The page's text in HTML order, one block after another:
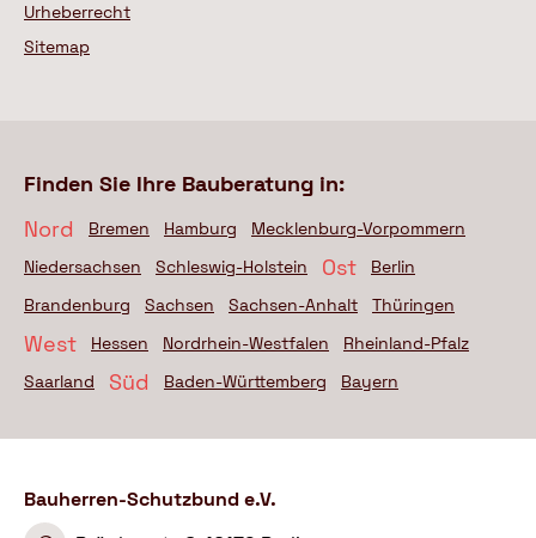
Urheberrecht
Sitemap
Finden Sie Ihre Bauberatung in:
Nord
Bremen Hamburg
Mecklenburg-Vorpommern
Niedersachsen
Schleswig-Holstein Ost
Berlin
Brandenburg
Sachsen Sachsen-Anhalt Thüringen
West Hessen Nordrhein-Westfalen
Rheinland-Pfalz
Saarland
Süd Baden-Württemberg Bayern
Bauherren-Schutzbund e.V.